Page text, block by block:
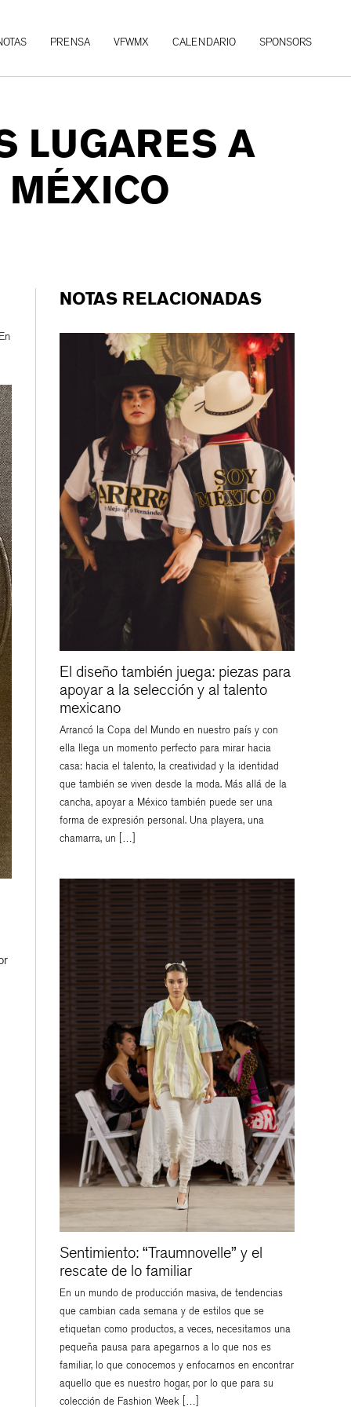
PRENSA VFWMX CALENDARIO SPONSORS
LUGARES A
NOTAS RELACIONADAS
El diseño también juega: piezas para
apoyar a la selección y al talento
mexicano
Arrancó la Copa del Mundo en nuestro país y con
ella llega un momento perfecto para mirar hacia
casa: hacia el talento, la creatividad y la identidad
que también se viven desde la moda. Más allá de la
cancha, apoyar a México también puede ser una
forma de expresión personal. Una playera, una
chamarra, un […]
Sentimiento: “Traumnovelle” y el
rescate de lo familiar
En un mundo de producción masiva, de tendencias
que cambian cada semana y de estilos que se
etiquetan como productos, a veces, necesitamos una
pequeña pausa para apegarnos a lo que nos es
familiar, lo que conocemos y enfocarnos en encontrar
aquello que es nuestro hogar, por lo que para su
colección de Fashion Week […]